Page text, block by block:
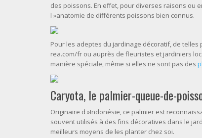
des poissons. En effet, pour diverses raisons ou
l »anatomie de différents poissons bien connus.
Pour les adeptes du jardinage décoratif, de
rea.com/fr ou auprès de fleuristes et jardiniers
manière spéciale, même si elles ne sont pas des
Caryota, le palmier-queue-de-
Originaire d »Indonésie, ce palmier est
souvent utilisés à des fins décoratives dans le
meilleurs moyens de les planter chez soi.